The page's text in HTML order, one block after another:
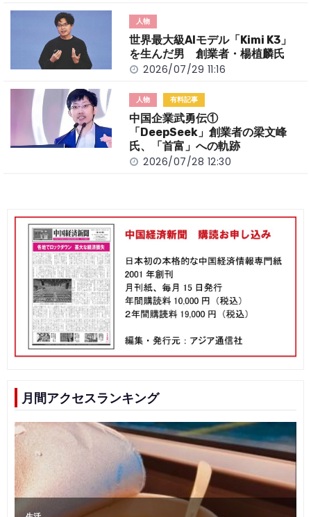
人物
世界最大級AIモデル「Kimi K3」
を生んだ男 創業者・楊植麟氏
2026/07/29 11:16
人物 有料記事
中国企業武勇伝①
「DeepSeek」創業者の梁文峰
氏、「首富」への軌跡
2026/07/28 12:30
月間アクセスランキング